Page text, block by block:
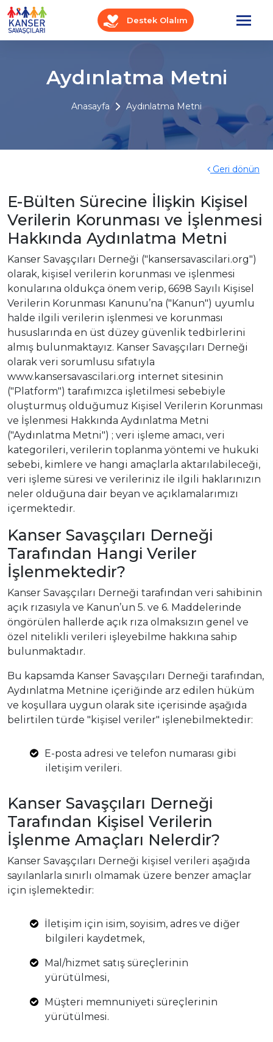
Destek Olalım
Aydınlatma Metni
Anasayfa Aydınlatma Metni
Geri dönün
E-Bülten Sürecine İlişkin Kişisel
Verilerin Korunması ve İşlenmesi
Hakkında Aydınlatma Metni
Kanser Savaşçıları Derneği ("kansersavascilari.org")
olarak, kişisel verilerin korunması ve işlenmesi
konularına oldukça önem verip, 6698 Sayılı Kişisel
Verilerin Korunması Kanunu’na ("Kanun") uyumlu
halde ilgili verilerin işlenmesi ve korunması
hususlarında en üst düzey güvenlik tedbirlerini
almış bulunmaktayız. Kanser Savaşçıları Derneği
olarak veri sorumlusu sıfatıyla
www.kansersavascilari.org internet sitesinin
("Platform") tarafımızca işletilmesi sebebiyle
oluşturmuş olduğumuz Kişisel Verilerin Korunması
ve İşlenmesi Hakkında Aydınlatma Metni
("Aydınlatma Metni") ; veri işleme amacı, veri
kategorileri, verilerin toplanma yöntemi ve hukuki
sebebi, kimlere ve hangi amaçlarla aktarılabileceği,
veri işleme süresi ve verileriniz ile ilgili haklarınızın
neler olduğuna dair beyan ve açıklamalarımızı
içermektedir.
Kanser Savaşçıları Derneği
Tarafından Hangi Veriler
İşlenmektedir?
Kanser Savaşçıları Derneği tarafından veri sahibinin
açık rızasıyla ve Kanun’un 5. ve 6. Maddelerinde
öngörülen hallerde açık rıza olmaksızın genel ve
özel nitelikli verileri işleyebilme hakkına sahip
bulunmaktadır.
Bu kapsamda Kanser Savaşçıları Derneği tarafından,
Aydınlatma Metnine içeriğinde arz edilen hüküm
ve koşullara uygun olarak site içerisinde aşağıda
belirtilen türde "kişisel veriler" işlenebilmektedir:
E-posta adresi ve telefon numarası gibi
iletişim verileri.
Kanser Savaşçıları Derneği
Tarafından Kişisel Verilerin
İşlenme Amaçları Nelerdir?
Kanser Savaşçıları Derneği kişisel verileri aşağıda
sayılanlarla sınırlı olmamak üzere benzer amaçlar
için işlemektedir:
İletişim için isim, soyisim, adres ve diğer
bilgileri kaydetmek,
Mal/hizmet satış süreçlerinin
yürütülmesi,
Müşteri memnuniyeti süreçlerinin
yürütülmesi.